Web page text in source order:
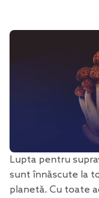
Lupta pentru
sunt înnăscute la
planetă. Cu toate